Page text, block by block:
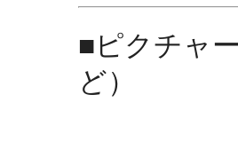
■ピクチャ
ど）